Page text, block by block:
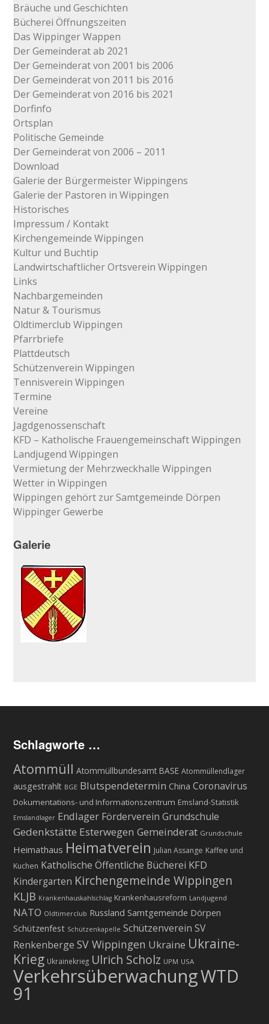
Bräuche und Geschichten
Bücherei Öffnungszeiten
Das Wippinger Wappen
Der Gemeinderat ab 2021
Der Gemeinderat von 2001 bis 2006
Der Gemeinderat von 2011 bis 2016
Der Gemeinderat von 2016 bis 2021
Dorfinfo
Ortsplan
Politische Gemeinde
Der Gemeinderat von 2006 – 2011
Download
Galerie der Bürgermeister Wippingens
Galerie der Pastoren in Wippingen
Historisches
Impressum / Kontakt
Kirchengemeinde Wippingen
Kultur und Buchtip
Landwirtschaftlicher Ortsverein Wippingen
Links
Nachbargemeinden
Natur & Tourismus
Oldtimerclub Wippingen
Pfarrbriefe
Plattdeutsch
Schützenverein Wippingen
Tennisverein Wippingen
Termine
Vereine
Jagdgenossenschaft
KFD – Katholische Frauengemeinschaft Wippingen
Landjugend Wippingen
Vermietung der Mehrzweckhalle Wippingen
Wetter in Wippingen
Wippingen gehört zur Samtgemeinde Dörpen
Wippinger Gewerbe
Galerie
Schlagworte …
Atommüll Atommüllbundesamt BASE Atommüllendlager
ausgestrahlt BGE Blutspendetermin China Coronavirus
Dokumentations- und Informationszentrum Emsland-Statistik
Emslandlager Endlager Förderverein Grundschule
Gedenkstätte Esterwegen Gemeinderat Grundschule
Heimathaus Heimatverein Julian Assange Kaffee und
Kuchen Katholische Öffentliche Bücherei KFD
Kindergarten Kirchengemeinde Wippingen
KLJB Krankenhauskahlschlag Krankenhausreform Landjugend
NATO Oldtimerclub Russland Samtgemeinde Dörpen
Schützenfest Schützenkapelle Schützenverein SV
Renkenberge SV Wippingen Ukraine Ukraine-
Krieg Ukrainekrieg Ulrich Scholz UPM USA
VerkehrsüberwachungWTD
91